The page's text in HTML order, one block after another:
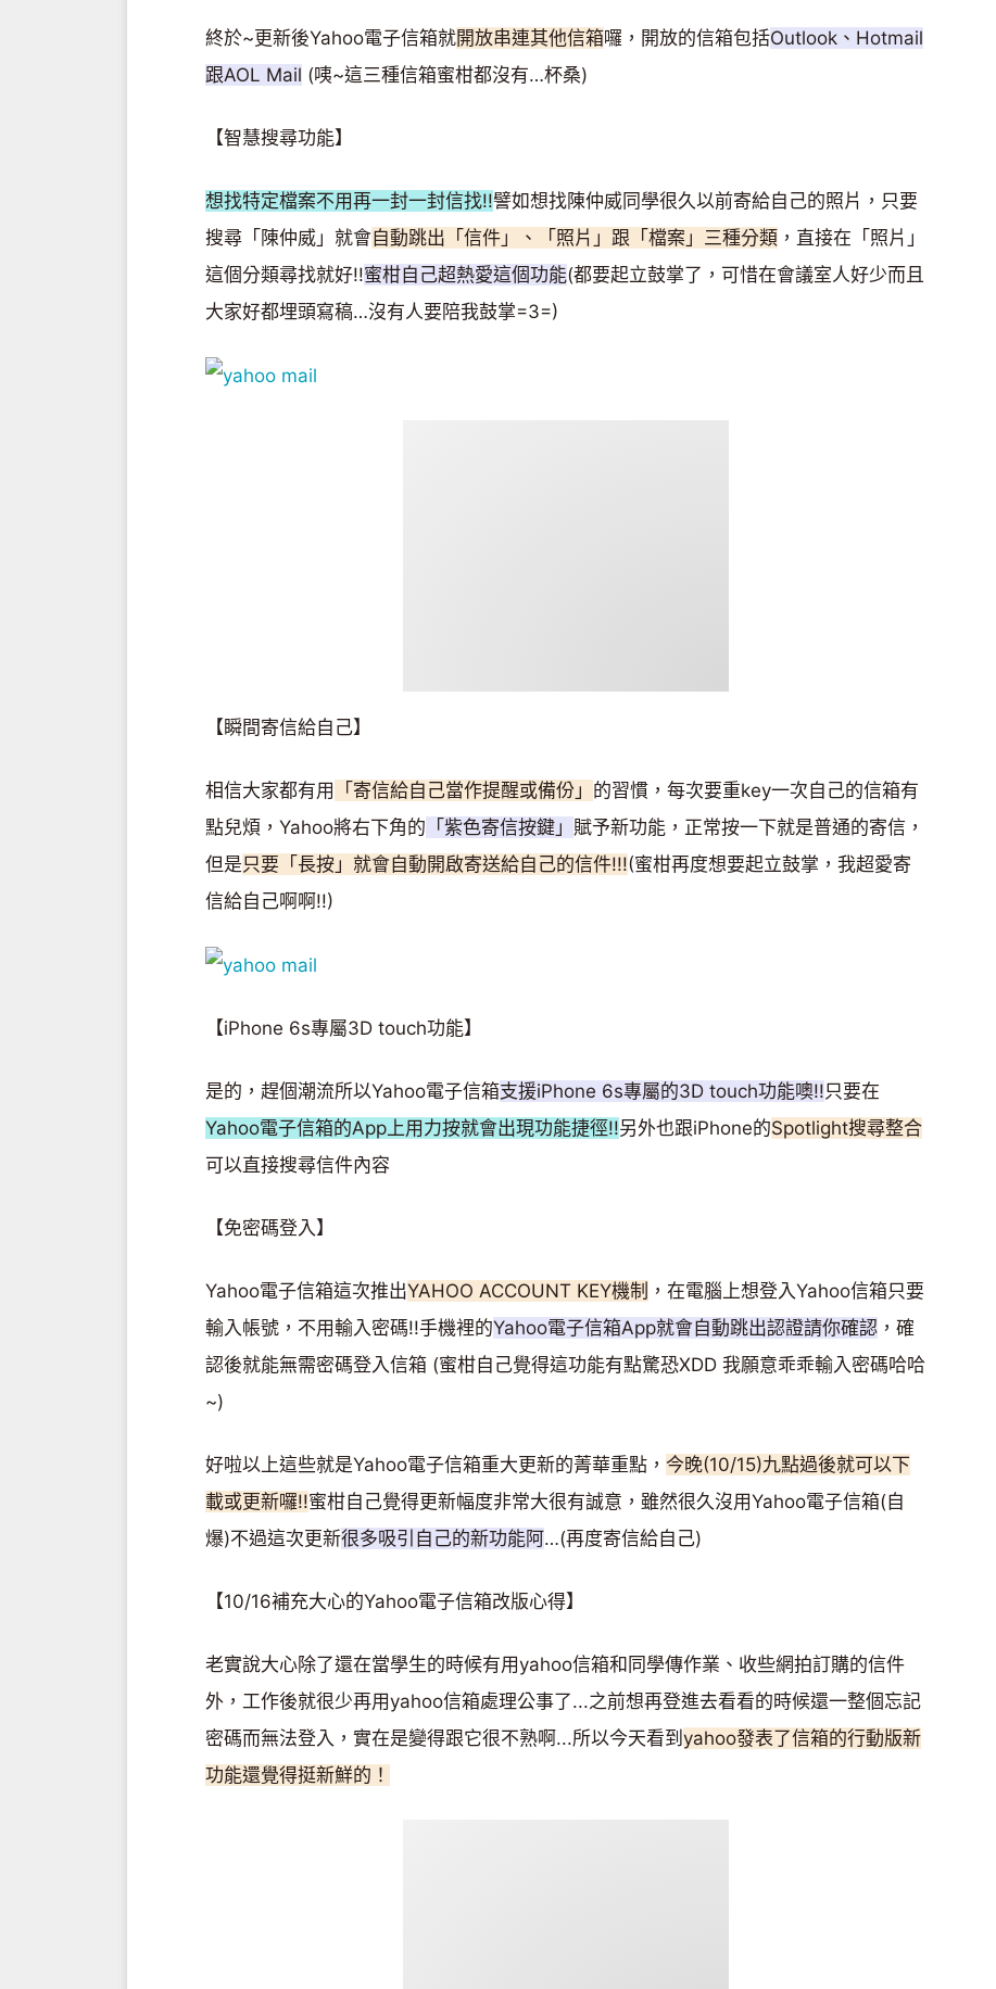
終於~更新後Yahoo電子信箱就開放串連其他信箱囉，開放的信箱包括Outlook、Hotmail
跟AOL Mail (咦~這三種信箱蜜柑都沒有…杯桑)
【智慧搜尋功能】
想找特定檔案不用再一封一封信找!!譬如想找陳仲威同學很久以前寄給自己的照片，只要
搜尋「陳仲威」就會自動跳出「信件」、「照片」跟「檔案」三種分類 ，直接在「照片」
這個分類尋找就好!!蜜柑自己超熱愛這個功能(都要起立鼓掌了，可惜在會議室人好少而且
大家好都埋頭寫稿…沒有人要陪我鼓掌=3=)
【瞬間寄信給自己】
相信大家都有用 「寄信給自己當作提醒或備份」 的習慣，每次要重key一次自己的信箱有
點兒煩，Yahoo將右下角的 「紫色寄信按鍵」 賦予新功能，正常按一下就是普通的寄信，
但是只要「長按」就會自動開啟寄送給自己的信件!!!(蜜柑再度想要起立鼓掌，我超愛寄
信給自己啊啊!!)
【iPhone 6s專屬3D touch功能】
是的，趕個潮流所以Yahoo電子信箱支援iPhone 6s專屬的3D touch功能噢!!只要在
Yahoo電子信箱的App上用力按就會出現功能捷徑!!另外也跟iPhone的Spotlight搜尋整合
可以直接搜尋信件內容
【免密碼登入】
Yahoo電子信箱這次推出YAHOO ACCOUNT KEY機制 ，在電腦上想登入Yahoo信箱只要
輸入帳號，不用輸入密碼!!手機裡的Yahoo電子信箱App就會自動跳出認證請你確認 ，確
認後就能無需密碼登入信箱 (蜜柑自己覺得這功能有點驚恐XDD 我願意乖乖輸入密碼哈哈
~)
好啦以上這些就是Yahoo電子信箱重大更新的菁華重點， 今晚(10/15)九點過後就可以下
載或更新囉!!蜜柑自己覺得更新幅度非常大很有誠意，雖然很久沒用Yahoo電子信箱(自
爆)不過這次更新很多吸引自己的新功能阿…(再度寄信給自己)
【10/16補充大心的Yahoo電子信箱改版心得】
老實說大心除了還在當學生的時候有用yahoo信箱和同學傳作業、收些網拍訂購的信件
外，工作後就很少再用yahoo信箱處理公事了...之前想再登進去看看的時候還一整個忘記
密碼而無法登入，實在是變得跟它很不熟啊...所以今天看到 yahoo發表了信箱的行動版新
功能還覺得挺新鮮的！